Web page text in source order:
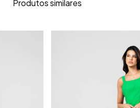
Produtos similares